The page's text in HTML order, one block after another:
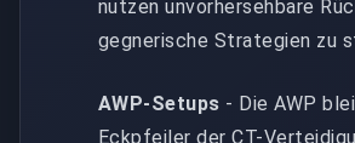
nutzen unvorhersehbare
gegnerische Strategien zu
AWP-Setups - Die AWP
Eckpfeiler der CT-